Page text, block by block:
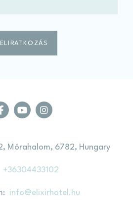
Mórahalom, 6782, Hungary
+36304433102
info@elixirhotel.hu